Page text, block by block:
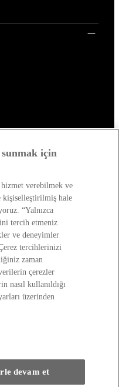
Ve İletişim İzni
Çerezler
için
verebilmek ve
kişiselleştirilmiş hale
“Yalnızca
tercih etmeniz
ve deneyimler
tercihlerinizi
zaman
çerezler
nasıl kullanıldığı
üzerinden
devam et